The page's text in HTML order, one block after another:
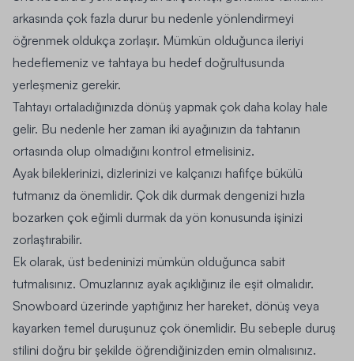
arkasında çok fazla durur bu nedenle yönlendirmeyi
öğrenmek oldukça zorlaşır. Mümkün olduğunca ileriyi
hedeflemeniz ve tahtaya bu hedef doğrultusunda
yerleşmeniz gerekir.
Tahtayı ortaladığınızda dönüş yapmak çok daha kolay hale
gelir. Bu nedenle her zaman iki ayağınızın da tahtanın
ortasında olup olmadığını kontrol etmelisiniz.
Ayak bileklerinizi, dizlerinizi ve kalçanızı hafifçe bükülü
tutmanız da önemlidir. Çok dik durmak dengenizi hızla
bozarken çok eğimli durmak da yön konusunda işinizi
zorlaştırabilir.
Ek olarak, üst bedeninizi mümkün olduğunca sabit
tutmalısınız. Omuzlarınız ayak açıklığınız ile eşit olmalıdır.
Snowboard üzerinde yaptığınız her hareket, dönüş veya
kayarken temel duruşunuz çok önemlidir. Bu sebeple duruş
stilini doğru bir şekilde öğrendiğinizden emin olmalısınız.